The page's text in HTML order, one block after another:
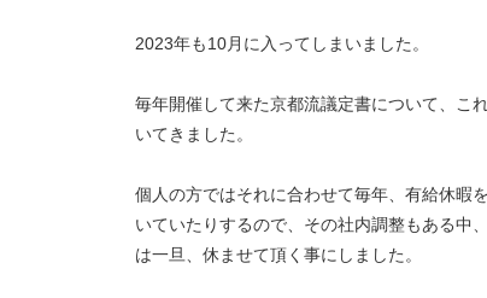
2023年も10月に入ってしまいました。
毎年開催して来た京都流議定書について、こ
いてきました。
個人の方ではそれに合わせて毎年、有給休暇
いていたりするので、その社内調整もある中
は一旦、休ませて頂く事にしました。